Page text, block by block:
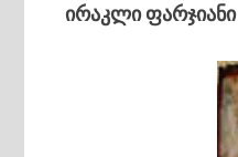
ირაკლი ფარჯიანი